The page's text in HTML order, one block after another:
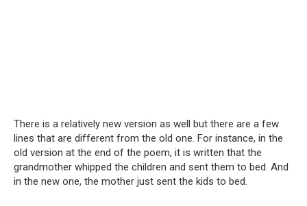
There is a relatively new version as well but there are a few
lines that are different from the old one. For instance, in the
old version at the end of the poem, it is written that the
grandmother whipped the children and sent them to bed. And
in the new one, the mother just sent the kids to bed.